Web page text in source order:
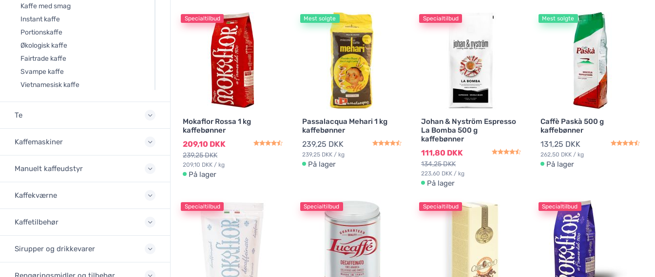
Kaffe med smag
Instant kaffe
Portionskaffe
Økologisk kaffe
Fairtrade kaffe
Svampe kaffe
Vietnamesisk kaffe
Te
Kaffemaskiner
Manuelt kaffeudstyr
Kaffekværne
Kaffetilbehør
Sirupper og drikkevarer
Specialtilbud
Mokaflor Rossa 1 kg
kaffebønner
209,10 DKK
239,25 DKK
209,10 DKK / kg
På lager
Mest solgte
Passalacqua Mehari 1 kg
kaffebønner
239,25 DKK
239,25 DKK / kg
På lager
Specialtilbud
Johan & Nyström Espresso
La Bomba 500 g
kaffebønner
111,80 DKK
134,25 DKK
223,60 DKK / kg
På lager
Mest solgte
Caffè Paskà 500 g
kaffebønner
131,25 DKK
262,50 DKK / kg
På lager
Specialtilbud Specialtilbud Specialtilbud Specialtilbud